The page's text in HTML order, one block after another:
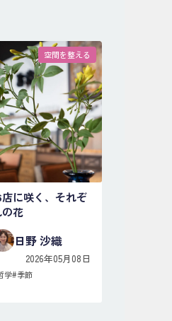
空間を整える
に咲く、それぞ
花
日野 沙織
2026年05月08日
学#季節